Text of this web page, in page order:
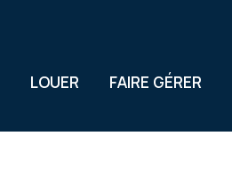
LOUER FAIRE GÉRER